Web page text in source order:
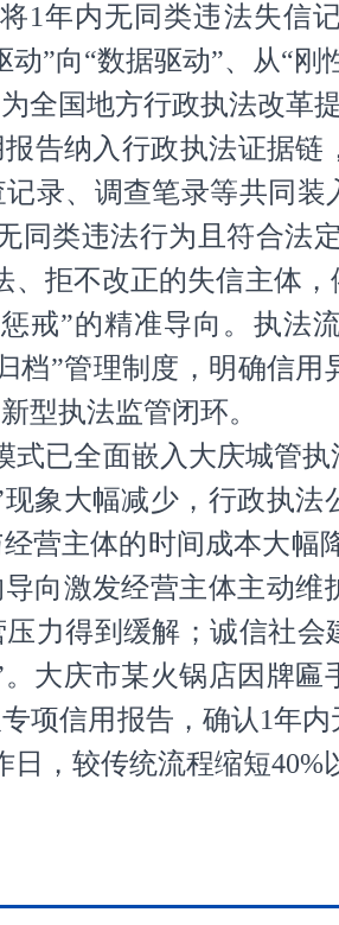
1年内无同类违法失信
”向“数据驱动”、从“
全国地方行政执法改革
告纳入行政执法证据
录、调查笔录等共同
同类违法行为且符合法
、拒不改正的失信主体
戒”的精准导向。执法
档”管理制度，明确信
型执法监管闭环。
式已全面嵌入大庆城管
象大幅减少，行政执
营主体的时间成本大幅
向激发经营主体主动
力得到缓解；诚信社
大庆市某火锅店因牌
项信用报告，确认1年
，较传统流程缩短40%